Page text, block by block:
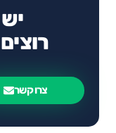
צרו קשר